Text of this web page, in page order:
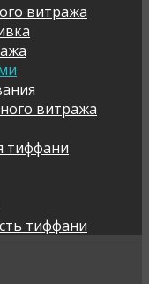
витража
витража
тиффани
тиффани